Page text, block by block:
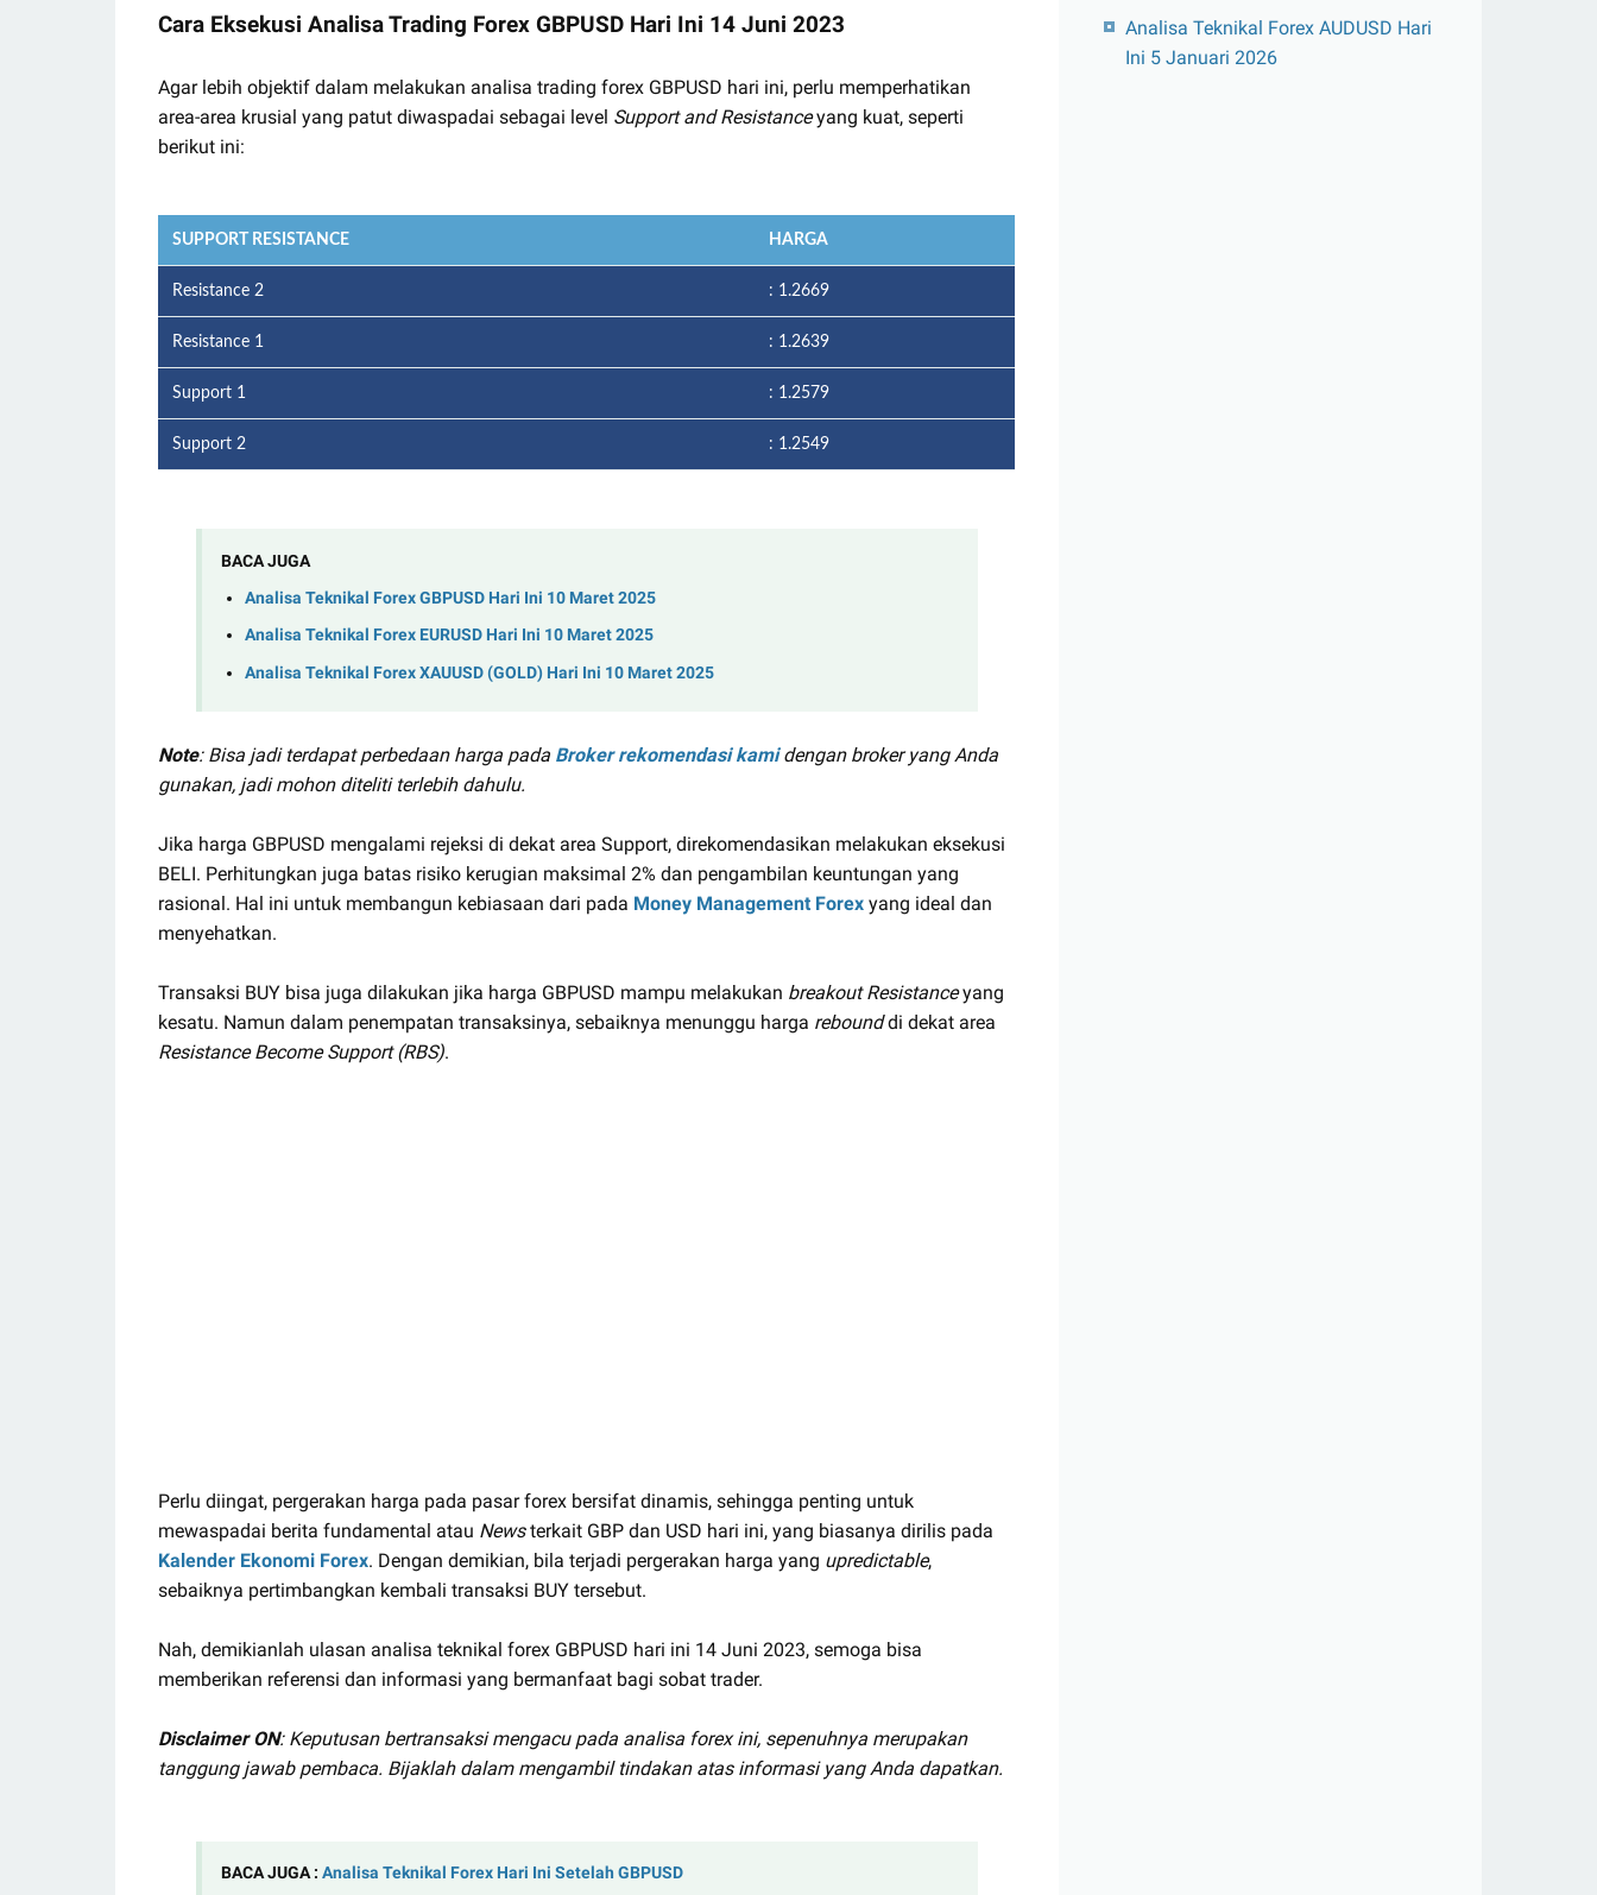
Cara Eksekusi Analisa Trading Forex GBPUSD Hari Ini 14 Juni 2023
Agar lebih objektif dalam melakukan analisa trading forex GBPUSD hari ini, perlu memperhatikan
area-area krusial yang patut diwaspadai sebagai level Support and Resistanceyang kuat, seperti
berikut ini:
SUPPORT RESISTANCE HARGA
Resistance 2 : 1.2669
Resistance 1 : 1.2639
Support 1 : 1.2579
Support 2 : 1.2549
BACA JUGA
Analisa Teknikal Forex GBPUSD Hari Ini 10 Maret 2025
Analisa Teknikal Forex EURUSD Hari Ini 10 Maret 2025
Analisa Teknikal Forex XAUUSD (GOLD) Hari Ini 10 Maret 2025
Note: Bisa jadi terdapat perbedaan harga pada Broker rekomendasi kamidengan broker yang Anda
gunakan, jadi mohon diteliti terlebih dahulu.
Jika harga GBPUSD mengalami rejeksi di dekat area Support, direkomendasikan melakukan eksekusi
BELI. Perhitungkan juga batas risiko kerugian maksimal 2% dan pengambilan keuntungan yang
rasional. Hal ini untuk membangun kebiasaan dari pada Money Management Forex yang ideal dan
menyehatkan.
Transaksi BUY bisa juga dilakukan jika harga GBPUSD mampu melakukan breakout Resistanceyang
kesatu. Namun dalam penempatan transaksinya, sebaiknya menunggu harga rebounddi dekat area
Resistance Become Support (RBS).
Perlu diingat, pergerakan harga pada pasar forex bersifat dinamis, sehingga penting untuk
mewaspadai berita fundamental atau Newsterkait GBP dan USD hari ini, yang biasanya dirilis pada
Kalender Ekonomi Forex. Dengan demikian, bila terjadi pergerakan harga yang upredictable,
sebaiknya pertimbangkan kembali transaksi BUY tersebut.
Nah, demikianlah ulasan analisa teknikal forex GBPUSD hari ini 14 Juni 2023, semoga bisa
memberikan referensi dan informasi yang bermanfaat bagi sobat trader.
Disclaimer ON: Keputusan bertransaksi mengacu pada analisa forex ini, sepenuhnya merupakan
tanggung jawab pembaca. Bijaklah dalam mengambil tindakan atas informasi yang Anda dapatkan.
BACA JUGA : Analisa Teknikal Forex Hari Ini Setelah GBPUSD
Analisa Teknikal Forex AUDUSD Hari
Ini 5 Januari 2026